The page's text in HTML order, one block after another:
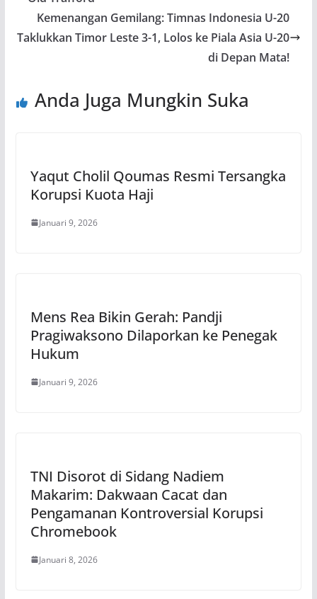
Kemenangan Gemilang: Timnas Indonesia U-20
Taklukkan Timor Leste 3-1, Lolos ke Piala Asia U-20
di Depan Mata!
Anda Juga Mungkin Suka
Yaqut Cholil Qoumas Resmi Tersangka
Korupsi Kuota Haji
Januari 9, 2026
Mens Rea Bikin Gerah: Pandji
Pragiwaksono Dilaporkan ke Penegak
Hukum
Januari 9, 2026
TNI Disorot di Sidang Nadiem
Makarim: Dakwaan Cacat dan
Pengamanan Kontroversial Korupsi
Chromebook
Januari 8, 2026